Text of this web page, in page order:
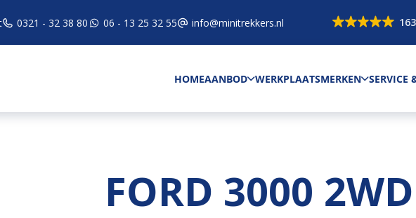
0321 - 32 38 80 06 - 13 25 32 55 info@minitrekkers.nl
HOMEAANBOD WERKPLAATSMERKEN SERVICE
FORD 3000 2WD